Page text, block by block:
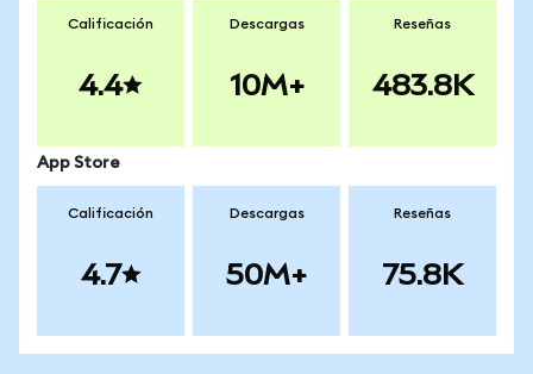
Calificación
4.4
Descargas
10M+
Reseñas
483.8K
App Store
Calificación
4.7
Descargas
50M+
Reseñas
75.8K